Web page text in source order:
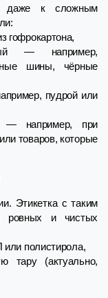
даже к сложным
гофрокартона,
— например,
шины, чёрные
пудрой или
— например, при
товаров, которые
Этикетка с таким
ровных и чистых
полистирола,
тару (актуально,